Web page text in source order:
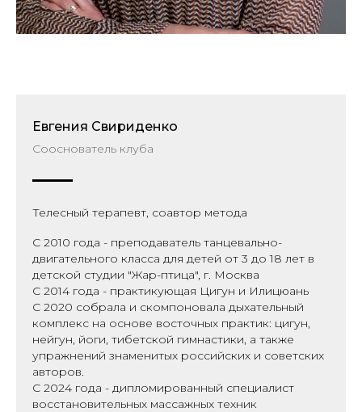
Евгения Свириденко
Сооснователь клуба
Телесный терапевт, соавтор метода
С 2010 года - преподаватель танцевально-
двигательного класса для детей от 3 до 18 лет в
детской студии "Жар-птица", г. Москва
С 2014 года - практикующая Цигун и Илицюань
С 2020 собрала и скомпоновала дыхательный
комплекс на основе восточных практик: цигун,
нейгун, йоги, тибетской гимнастики, а также
упражнений знаменитых российских и советских
авторов.
С 2024 года - дипломированный специалист
восстановительных массажных техник